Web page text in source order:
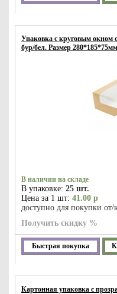
Упаковка с круговым
бур/бел. Размер
В наличии на складе
В упаковке: 25 шт.
Цена за 1 шт: 41.00 р
доступно для покупки от/
Получить скидку %
Быстрая покупка
Картонная упаковка с